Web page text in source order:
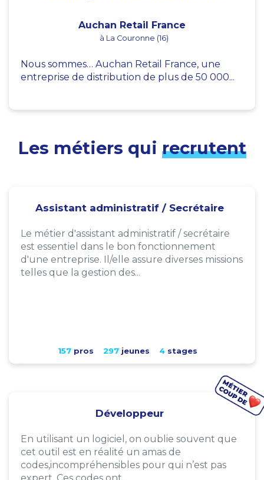
Auchan Retail France
à La Couronne (16)
Nous sommes… Auchan Retail France, une
entreprise de distribution de plus de 50 000...
Les métiers qui recrutent
Assistant administratif / Secrétaire
Le métier d'assistant administratif / secrétaire
est essentiel dans le bon fonctionnement
d'une entreprise. Il/elle assure diverses missions
telles que la gestion des...
157pros 297jeunes 4stages
Développeur
En utilisant un logiciel, on oublie souvent que
cet outil est en réalité un amas de
codes,incompréhensibles pour qui n’est pas
expert. Ces codes ont...